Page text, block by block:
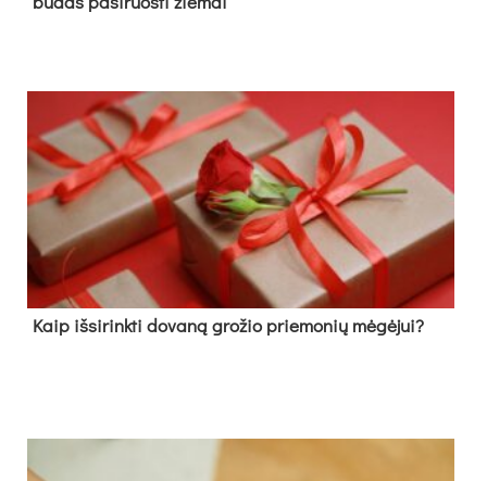
Kaip išsirinkti dovaną grožio priemonių mėgėjui?